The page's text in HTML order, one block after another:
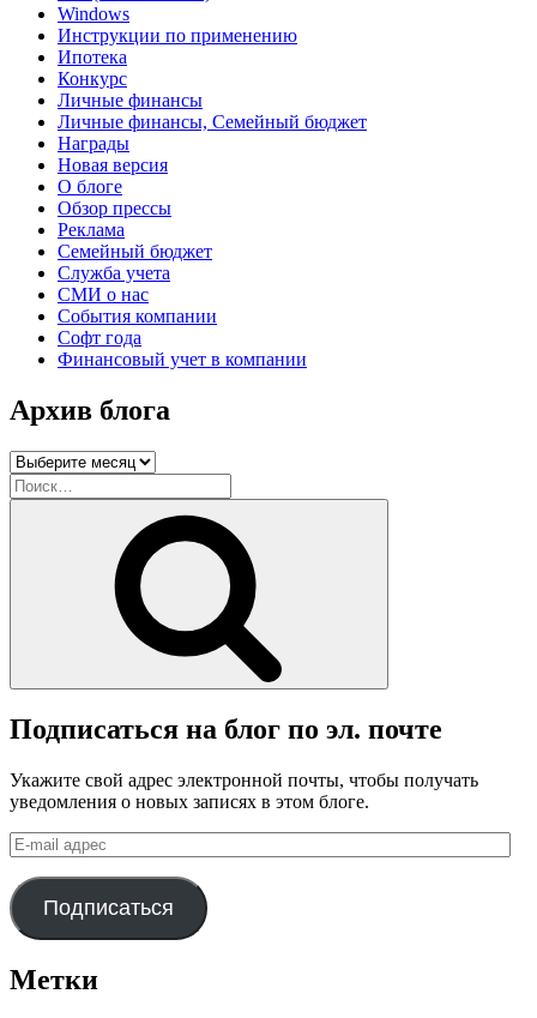
Windows
Инструкции по применению
Ипотека
Конкурс
Личные финансы
Личные финансы, Семейный бюджет
Награды
Новая версия
О блоге
Обзор прессы
Реклама
Семейный бюджет
Служба учета
СМИ о нас
События компании
Софт года
Финансовый учет в компании
Архив блога
Архив
блога
Искать:
Подписаться на блог по эл. почте
Укажите свой адрес электронной почты, чтобы получать
уведомления о новых записях в этом блоге.
E-
mail
адрес
Подписаться
Метки